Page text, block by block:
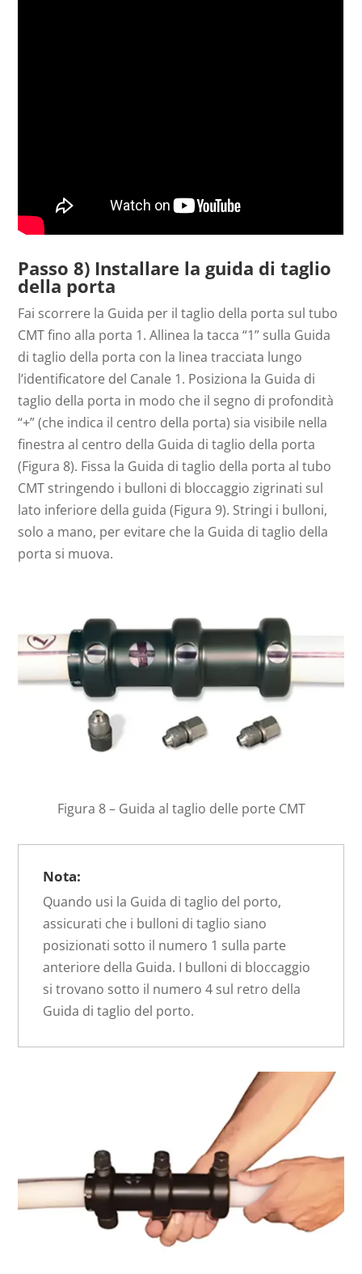
Passo 8) Installare la guida di taglio
della porta
Fai scorrere la Guida per il taglio della porta sul tubo
CMT fino alla porta 1. Allinea la tacca “1” sulla Guida
di taglio della porta con la linea tracciata lungo
l’identificatore del Canale 1. Posiziona la Guida di
taglio della porta in modo che il segno di profondità
“+” (che indica il centro della porta) sia visibile nella
finestra al centro della Guida di taglio della porta
(Figura 8). Fissa la Guida di taglio della porta al tubo
CMT stringendo i bulloni di bloccaggio zigrinati sul
lato inferiore della guida (Figura 9). Stringi i bulloni,
solo a mano, per evitare che la Guida di taglio della
porta si muova.
Figura 8 – Guida al taglio delle porte CMT
Nota:
Quando usi la Guida di taglio del porto,
assicurati che i bulloni di taglio siano
posizionati sotto il numero 1 sulla parte
anteriore della Guida. I bulloni di bloccaggio
si trovano sotto il numero 4 sul retro della
Guida di taglio del porto.